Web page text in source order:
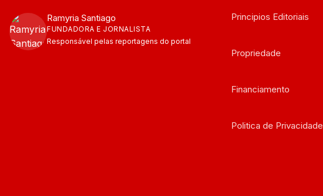
Ramyria Santiago
FUNDADORA E JORNALISTA
Responsável pelas reportagens do portal
Principios Editoriais
Propriedade
Financiamento
Politica de Privacidade